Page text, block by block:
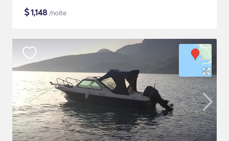
$1,148 /noite